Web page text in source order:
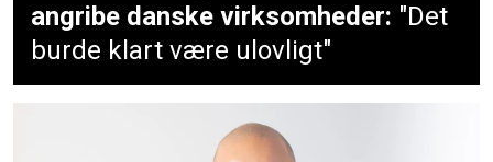
angribe danske virksomheder: "Det
burde klart være ulovligt"